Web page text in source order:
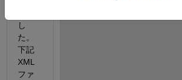
し
た。
下記
XML
ファ